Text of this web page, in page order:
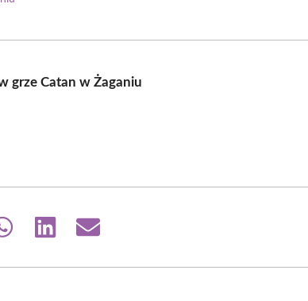
grze Catan w Żaganiu
Share
Share
Share